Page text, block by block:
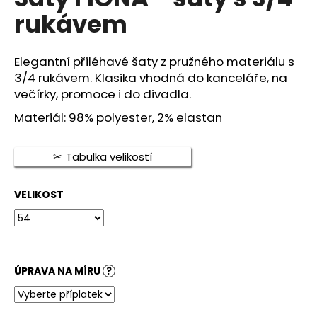
hvězdiček.
rukávem
Elegantní přiléhavé šaty z pružného materiálu s
3/4 rukávem. Klasika vhodná do kanceláře, na
večírky, promoce i do divadla.
Materiál: 98% polyester, 2% elastan
Tabulka velikostí
VELIKOST
ÚPRAVA NA MÍRU ?
a
j
í
t
?
HLEDAT
D
o
r
u